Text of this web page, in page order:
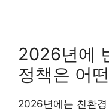
2026년에
정책은 어
2026년에는 친환